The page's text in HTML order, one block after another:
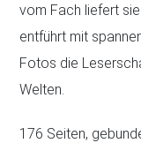
vom Fach liefert
entführt mit
Fotos die
Welten.
176 Seiten,